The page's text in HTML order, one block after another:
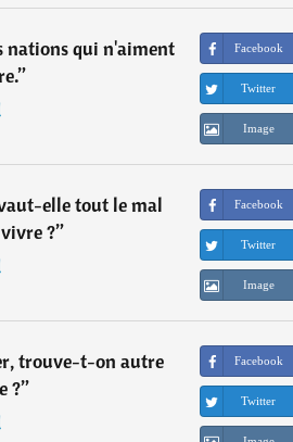
nations qui n'aiment
”
Facebook
Twitter
Image
elle tout le mal
?”
Facebook
Twitter
Image
trouve-t-on autre
?”
Facebook
Twitter